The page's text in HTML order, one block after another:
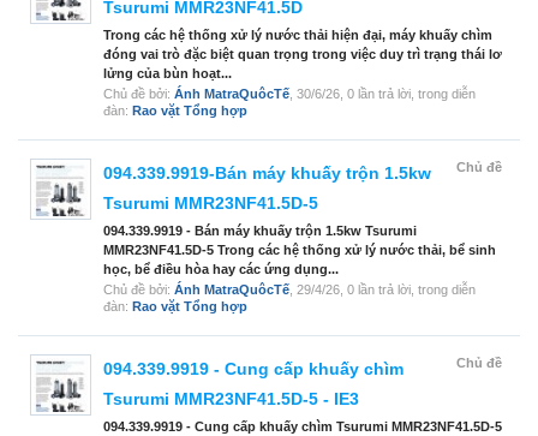
Tsurumi MMR23NF41.5D
Trong các hệ thống xử lý nước thải hiện đại, máy khuấy chìm
đóng vai trò đặc biệt quan trọng trong việc duy trì trạng thái lơ
lửng của bùn hoạt...
Chủ đề bởi: Ánh MatraQuôcTế 30/6/26 , 0 lần trả lời, trong diễn
đàn: Rao vặt Tổng hợp
Chủ đề
094.339.9919-Bán máy khuấy trộn 1.5kw
Tsurumi MMR23NF41.5D-5
094.339.9919 - Bán máy khuấy trộn 1.5kw Tsurumi
MMR23NF41.5D-5 Trong các hệ thống xử lý nước thải, bể sinh
học, bể điều hòa hay các ứng dụng...
Chủ đề bởi: Ánh MatraQuôcTế 29/4/26 , 0 lần trả lời, trong diễn
đàn: Rao vặt Tổng hợp
Chủ đề
094.339.9919 - Cung cấp khuấy chìm
Tsurumi MMR23NF41.5D-5 - IE3
094.339.9919 - Cung cấp khuấy chìm Tsurumi MMR23NF41.5D-5